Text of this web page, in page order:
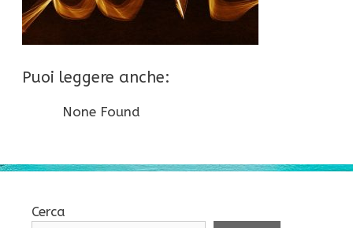
Puoi leggere anche:
None Found
Cerca